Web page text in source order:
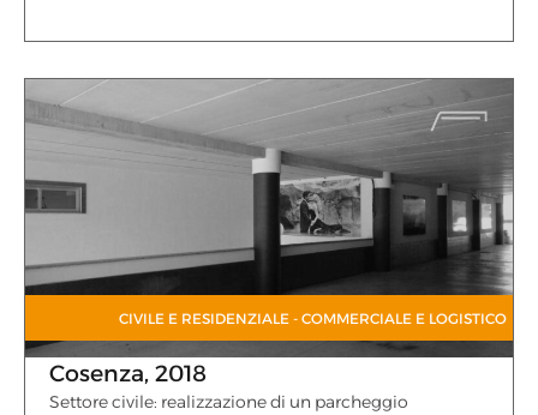
CIVILE E RESIDENZIALE - COMMERCIALE E LOGISTICO
Cosenza, 2018
Settore civile: realizzazione di un parcheggio